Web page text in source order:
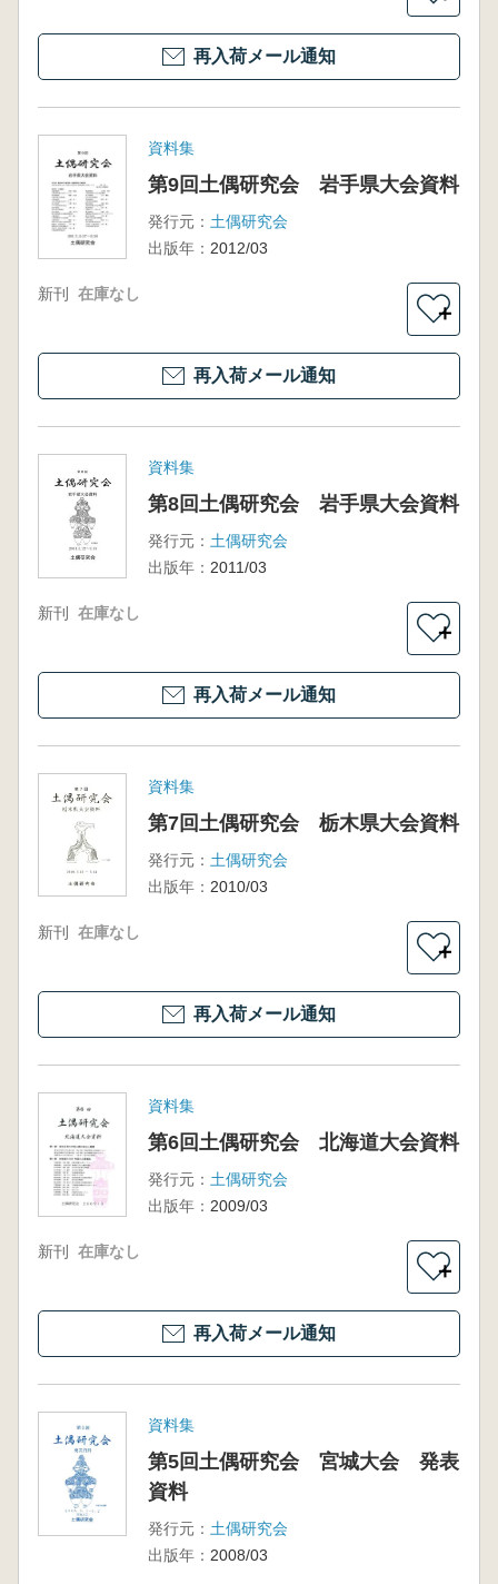
再入荷メール通知
資料集
第9回土偶研究会 岩手県大会資料
発行元： 土偶研究会
出版年： 2012/03
新刊 在庫なし
＋
再入荷メール通知
資料集
第8回土偶研究会 岩手県大会資料
発行元： 土偶研究会
出版年： 2011/03
新刊 在庫なし
＋
再入荷メール通知
資料集
第7回土偶研究会 栃木県大会資料
発行元： 土偶研究会
出版年： 2010/03
新刊 在庫なし
＋
再入荷メール通知
資料集
第6回土偶研究会 北海道大会資料
発行元： 土偶研究会
出版年： 2009/03
新刊 在庫なし
＋
再入荷メール通知
資料集
第5回土偶研究会 宮城大会 発表
資料
発行元： 土偶研究会
出版年： 2008/03